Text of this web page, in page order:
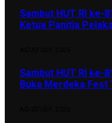
Sambut HUT RI ke-
Ketua Panitia
Sambut HUT RI ke-
Buka Merdeka Fest